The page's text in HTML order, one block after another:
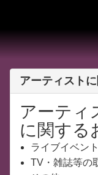
アーティスト
アーティ
に関する
ライブイベン
TV・雑誌等の